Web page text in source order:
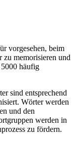
vorgesehen, beim
zu memorisieren und
häufig
sind entsprechend
Wörter werden
und den
werden in
zu fördern.